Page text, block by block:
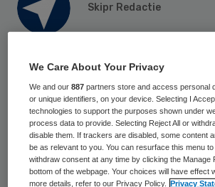
Skipr Redactie
75 keer gelezen
Een huisarts uit Den Haag
van het seksueel misbruiken
vrouwen. Het tuchtcollege
voor een halfjaar geschorst,
We Care About Your Privacy
We and our887 partners store and access personal
or unique identifiers, on your device. Selecting I
technologies to support the purposes shown under
process data to provide. Selecting Reject All or
disable them. If trackers are disabled, some content
be as relevant to you. You can resurface this menu
withdraw consent at any time by clicking the Manage
bottom of the webpage. Your choices will have effect
more details, refer to our Privacy Policy.
Privacy